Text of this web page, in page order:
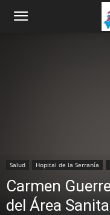
Salud Hopital de la Serranía
Carmen
del Área